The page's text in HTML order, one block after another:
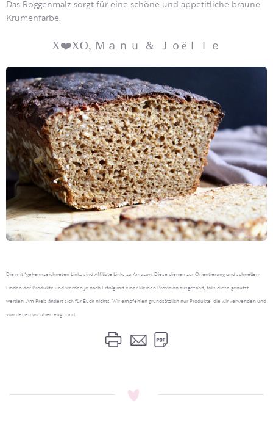
Das Roggenmalz sorgt für eine schöne und appetitliche braune
Krumenfarbe.
X❤️XO, Ｍａｎｕ ＆ Ｊｏëｌｌｅ
Die mit *gekennzeichneten Links sind Affiliate Links zu Amazon. Diese dienen zur Orientierung und schnellem
Finden der Produkte und werden je nach Erfolg mit einer kleinen Provision ausgezahlt, falls diese genutzt
werden. Am Preis ändert sich für Euch nichts. Wir empfehlen grundsätzlich nur Produkte, die wir verwenden und
von denen wir überzeugt sind.